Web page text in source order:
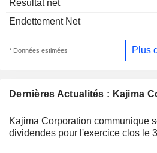
Dernières Actualités : Kajima
Kajima Corporation communique
dividendes pour l'exercice clos le
Résultat net
Endettement Net
* Données estimées Plus